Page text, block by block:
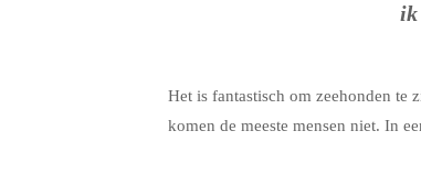
ik
Het is fantastisch om zeehonden te
komen de meeste mensen niet. In